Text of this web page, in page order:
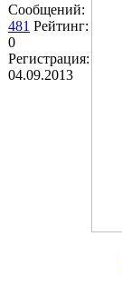
Сообщений:
481 Рейтинг:
0
Регистрация:
04.09.2013